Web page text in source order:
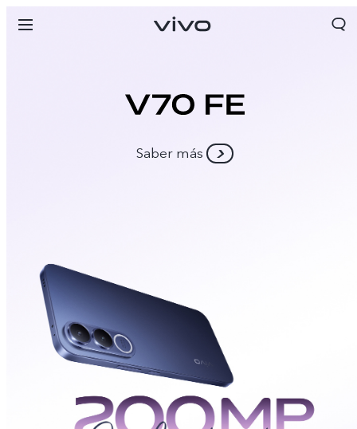
Panama | Seleccione país/región
Saber más